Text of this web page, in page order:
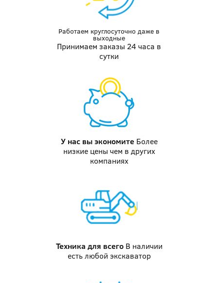
Работаем круглосуточно даже в
выходные
Принимаем заказы 24 часа в
сутки
У нас выэкономите Более
низкие цены чем в других
компаниях
Техника для всего В наличии
есть любой экскаватор